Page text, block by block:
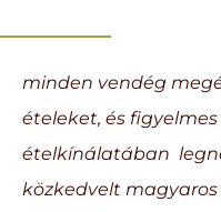
minden vendég
ételeket, és
ételkínálatában
közkedvelt